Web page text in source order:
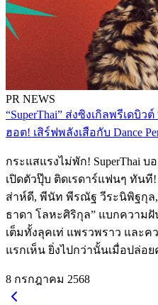
PR NEWS
“SuperThai” ส่งซิงเกิลพรีเดบิว
ฮอต! เสิร์ฟพลังเสือกับ Dance
กระแสแรงไม่พัก! SuperThai บ
เปิดตัวปุ๊บ ติดเรดาร์แฟนๆ ทัน
ส่าห์ดี, พีนัท พีรณัฐ วีระนิพิฐกุล
ธาดา โลหะศิริกุล” แบกความฝั
เต็มทั้งลุคเท่ แพรวพราว และ
แรกเห็น ยิ่งไปกว่านั้นเมื่อปล่อย
8 กรกฎาคม 2568